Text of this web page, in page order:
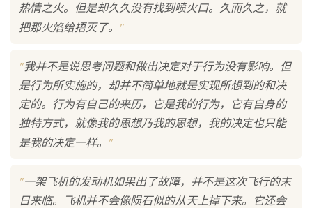
热情之火。但是却久久没有找到喷火口。久而久之，就
把那火焰给捂灭了。
"
"我并不是说思考问题和做出决定对于行为没有影响。但
是行为所实施的，却并不简单地就是实现所想到的和决
定的。行为有自己的来历，它是我的行为，它有自身的
独特方式，就像我的思想乃我的思想，我的决定也只能
是我的决定一样。
"
"一架飞机的发动机如果出了故障，并不是这次飞行的末
日来临。飞机并不会像陨石似的从天上掉下来。它还会